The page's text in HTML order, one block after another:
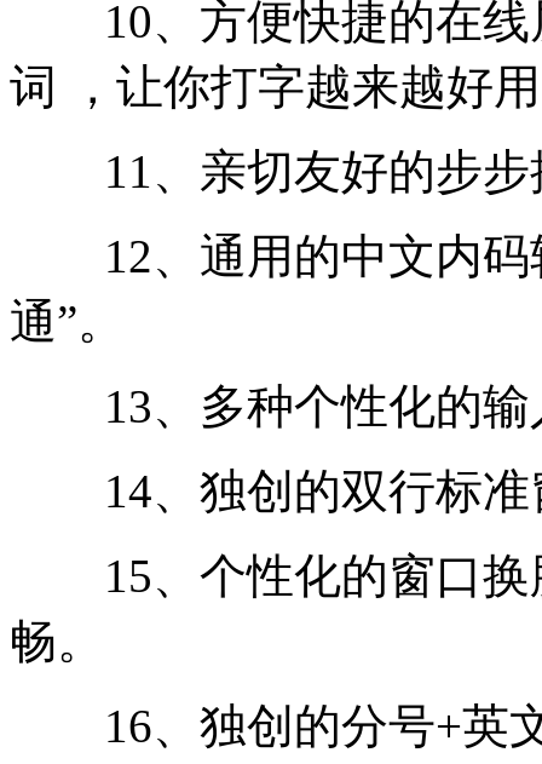
10、方便快捷的在线
词 ，让你打字越来越好
11、亲切友好的步步
12、通用的中文内码
通”。
13、多种个性化的输
14、独创的双行标准
15、个性化的窗口换
畅。
16、独创的分号+英文